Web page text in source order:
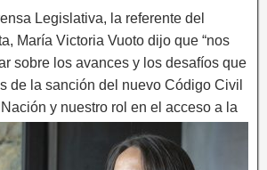
Legislativa, la referente del
María Victoria Vuoto dijo que “nos
sobre los avances y los desafíos que
de la sanción del nuevo Código Civil
y nuestro rol en el acceso a la